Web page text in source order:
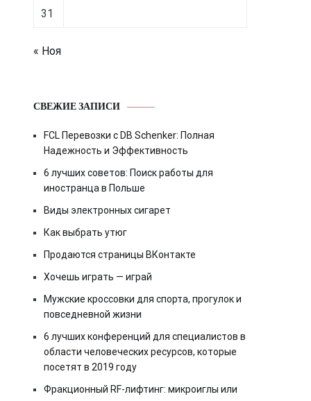
31
« Ноя
СВЕЖИЕ ЗАПИСИ
FCL Перевозки с DB Schenker: Полная
Надежность и Эффективность
6 лучших советов: Поиск работы для
иностранца в Польше
Виды электронных сигарет
Как выбрать утюг
Продаются страницы ВКонтакте
Хочешь играть — играй
Мужские кроссовки для спорта, прогулок и
повседневной жизни
6 лучших конференций для специалистов в
области человеческих ресурсов, которые
посетят в 2019 году
Фракционный RF-лифтинг: микроиглы или